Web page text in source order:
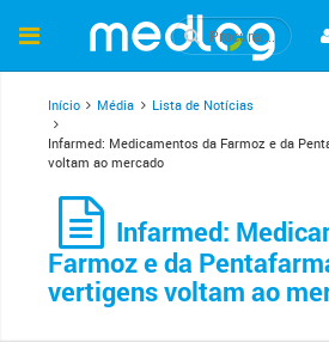
Início Média Lista de Notícias
Infarmed: Medicamentos da Farmoz e da
voltam ao mercado
Infarmed:
Farmoz e da
vertigens voltam ao